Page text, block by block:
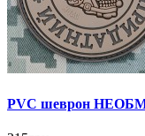
PVC шеврон